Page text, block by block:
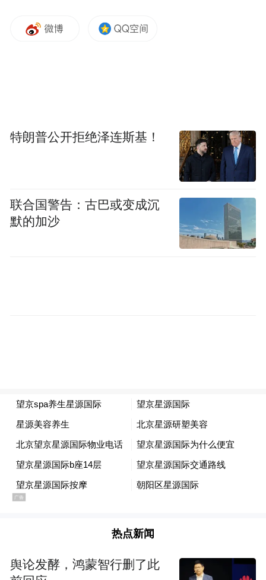
特朗普公开拒绝泽连斯基！
联合国警告：古巴或变成沉
默的加沙
热点新闻
舆论发酵，鸿蒙智行删了此